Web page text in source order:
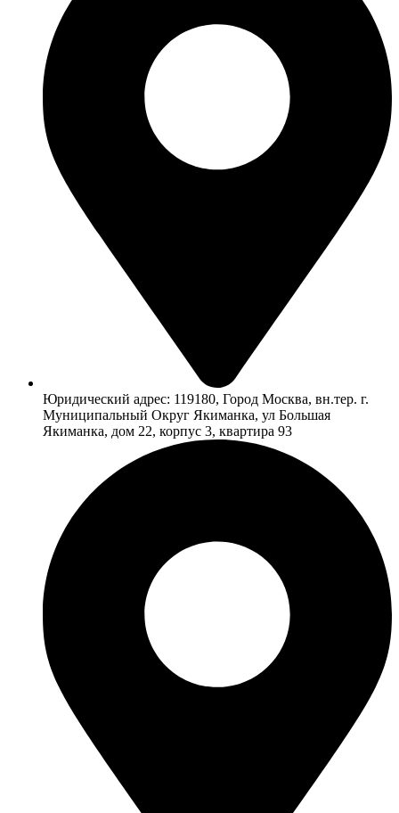
Юридический адрес: 119180, Город Москва, вн.тер. г.
Муниципальный Округ Якиманка, ул Большая
Якиманка, дом 22, корпус 3, квартира 93